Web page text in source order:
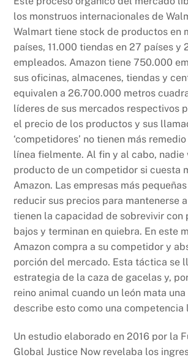
los monstruos internacionales de
Walmart tiene stock de productos en
países, 11.000 tiendas en 27 países y
empleados. Amazon tiene 750.000
sus oficinas, almacenes, tiendas y
equivalen a 26.700.000 metros
líderes de sus mercados respectivos
el precio de los productos y sus
‘competidores’ no tienen más
línea fielmente. Al fin y al cabo, nadie
producto de un competidor si cuesta
Amazon. Las empresas más
reducir sus precios para mantenerse
tienen la capacidad de sobrevivir con
bajos y terminan en quiebra. En este
Amazon compra a su competidor y
porción del mercado. Esta táctica se
estrategia de la caza de gacelas y,
reino animal cuando un león mata
describe esto como una competencia
Un estudio elaborado en 2016 por la
Global Justice Now revelaba los